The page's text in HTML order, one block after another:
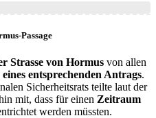
Passage
Strasse von Hormus von allen
entsprechenden Antrags.
Sicherheitsrats teilte laut der
mit, dass für einen Zeitraum
werden müssten.